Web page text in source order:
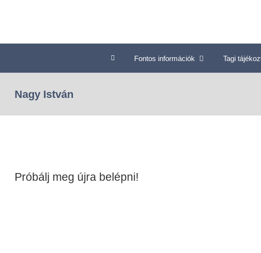
Fontos információk Tagi
Nagy István
Próbálj meg újra belépni!